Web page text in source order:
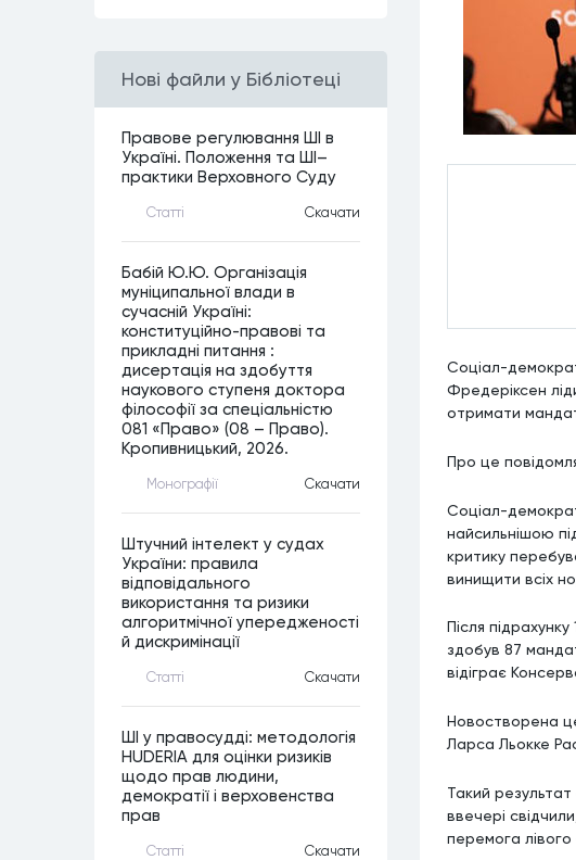
Нові файли у Бібліотеці
Правове регулювання ШІ в
Україні. Положення та ШІ–
практики Верховного Суду
Статтi Скачати
Бабій Ю.Ю. Організація
муніципальної влади в
сучасній Україні:
конституційно-правові та
прикладні питання :
дисертація на здобуття
наукового ступеня доктора
філософії за спеціальністю
081 «Право» (08 – Право).
Кропивницький, 2026.
Монографiї Скачати
Штучний інтелект у судах
України: правила
відповідального
використання та ризики
алгоритмічної упередженості
й дискримінації
Статтi Скачати
ШІ у правосудді: методологія
HUDERIA для оцінки ризиків
щодо прав людини,
демократії і верховенства
прав
Статтi Скачати
Соціал-
Фредеріксен
отримати
Про це
Соціал-
найсильнішою
критику
винищити всіх
Після
здобув 87
відіграє
Новостворена
Ларса Льокке
Такий
ввечері
перемога